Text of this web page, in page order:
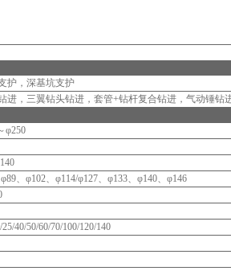
护，深基坑支护
进，三翼钻头钻进，套管+钻杆复合钻进，气动锤钻
φ250
、φ102、φ114/φ127、φ133、φ140、φ146
25/40/50/60/70/100/120/140